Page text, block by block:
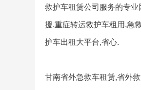
救护车租赁公司服务的专
援.重症转运救护车租用,急
护车出租大平台,省心.
甘南省外急救车租赁,省外